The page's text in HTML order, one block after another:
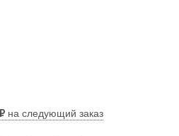
на следующий заказ